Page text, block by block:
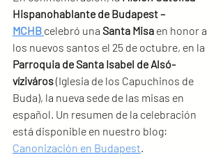
Hispanohablante de Budapest –
MCHB celebró una Santa Misa en honor a
los nuevos santos el 25 de octubre, en la
Parroquia de Santa Isabel de Alsó-
víziváros (Iglesia de los Capuchinos de
Buda), la nueva sede de las misas en
español. Un resumen de la celebración
está disponible en nuestro blog:
Canonización en Budapest.